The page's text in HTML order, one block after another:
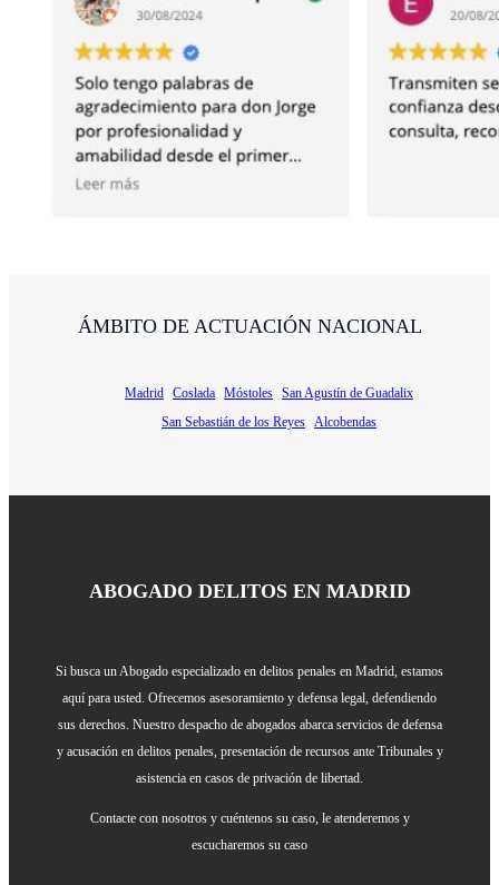
ÁMBITO DE ACTUACIÓN NACIONAL
Madrid Coslada Móstoles San Agustín de Guadalix
San Sebastián de los Reyes Alcobendas
ABOGADO DELITOS EN MADRID
Si busca un Abogado especializado en delitos penales en Madrid, estamos
aquí para usted. Ofrecemos asesoramiento y defensa legal, defendiendo
sus derechos. Nuestro despacho de abogados abarca servicios de defensa
y acusación en delitos penales, presentación de recursos ante Tribunales y
asistencia en casos de privación de libertad.
Contacte con nosotros y cuéntenos su caso, le atenderemos y
escucharemos su caso